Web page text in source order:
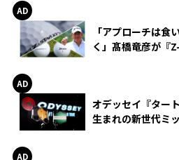
「アプローチは食
く」髙橋竜彦が『
オデッセイ『ター
生まれの新世代ミ